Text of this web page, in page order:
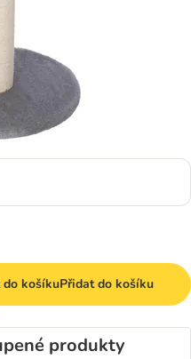
do košíkuPřidat do košíku
produkty